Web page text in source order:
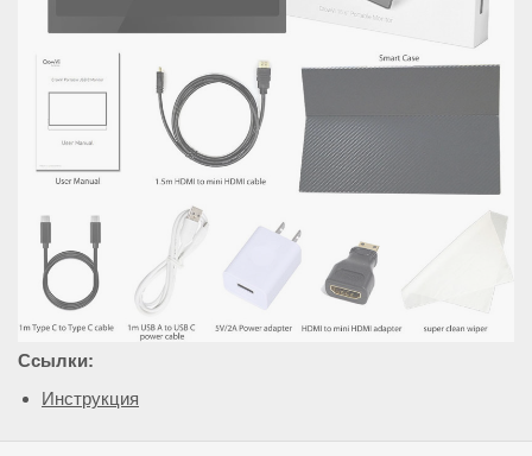
Ссылки:
Инструкция